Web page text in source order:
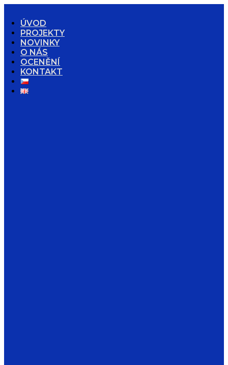
ÚVOD
PROJEKTY
NOVINKY
O NÁS
OCENĚNÍ
KONTAKT